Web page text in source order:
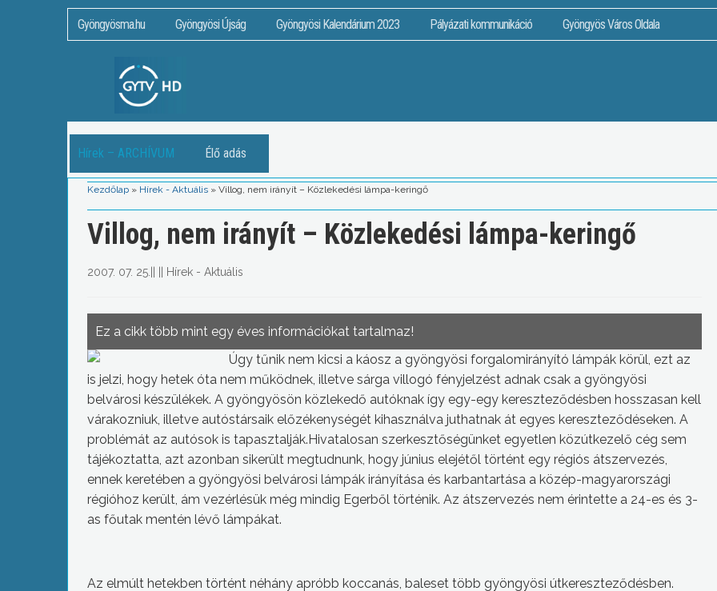
Gyöngyösma.hu Gyöngyösi Újság Gyöngyösi Kalendárium 2023 Pályázati kommunikáció Gyöngyös Város Oldala
Hírek – ARCHÍVUM Élő adás
Kezdőlap » Hírek - Aktuális » Villog, nem irányít – Közlekedési lámpa-keringő
Villog, nem irányít – Közlekedési lámpa-keringő
2007. 07. 25. Hírek - Aktuális
Ez a cikk több mint egy éves információkat tartalmaz!
Úgy tűnik nem kicsi a káosz a gyöngyösi forgalomirányító lámpák körül, ezt az
is jelzi, hogy hetek óta nem működnek, illetve sárga villogó fényjelzést adnak csak a gyöngyösi
belvárosi készülékek. A gyöngyösön közlekedő autóknak így egy-egy kereszteződésben hosszasan kell
várakozniuk, illetve autóstársaik előzékenységét kihasználva juthatnak át egyes kereszteződéseken. A
problémát az autósok is tapasztalják.Hivatalosan szerkesztőségünket egyetlen közútkezelő cég sem
tájékoztatta, azt azonban sikerült megtudnunk, hogy június elejétől történt egy régiós átszervezés,
ennek keretében a gyöngyösi belvárosi lámpák irányítása és karbantartása a közép-magyarországi
régióhoz került, ám vezérlésük még mindig Egerből történik. Az átszervezés nem érintette a 24-es és 3-
as főutak mentén lévő lámpákat.
Az elmúlt hetekben történt néhány apróbb koccanás, baleset több gyöngyösi útkereszteződésben.